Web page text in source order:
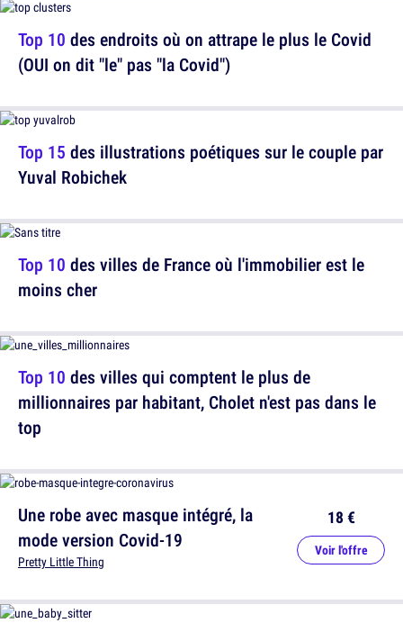
Top 10 des endroits où on attrape le plus le Covid
(OUI on dit "le" pas "la Covid")
Top 10 des villes de France où l'immobilier est le
moins cher
Une robe avec masque intégré, la
mode version Covid-19
Pretty Little Thing
18 €
Voir l'offre
Top 15 des illustrations poétiques sur le couple par
Yuval Robichek
Top 10 des villes qui comptent le plus de
millionnaires par habitant, Cholet n'est pas dans le
top